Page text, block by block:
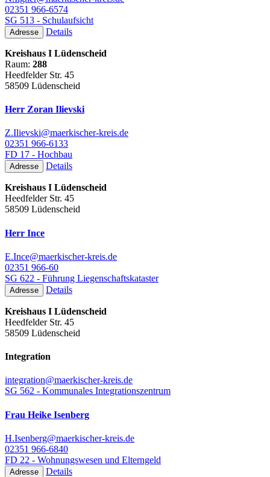
02351 966-6574
SG 513 - Schulaufsicht
Adresse Details
Kreishaus I Lüdenscheid
Raum: 288
Heedfelder Str. 45
58509 Lüdenscheid
Herr Zoran Ilievski
Z.Ilievski@maerkischer-kreis.de
02351 966-6133
FD 17 - Hochbau
Adresse Details
Kreishaus I Lüdenscheid
Heedfelder Str. 45
58509 Lüdenscheid
Herr Ince
E.Ince@maerkischer-kreis.de
02351 966-60
SG 622 - Führung Liegenschaftskataster
Adresse Details
Kreishaus I Lüdenscheid
Heedfelder Str. 45
58509 Lüdenscheid
Integration
integration@maerkischer-kreis.de
SG 562 - Kommunales Integrationszentrum
Frau Heike Isenberg
H.Isenberg@maerkischer-kreis.de
02351 966-6840
FD 22 - Wohnungswesen und Elterngeld
Adresse Details